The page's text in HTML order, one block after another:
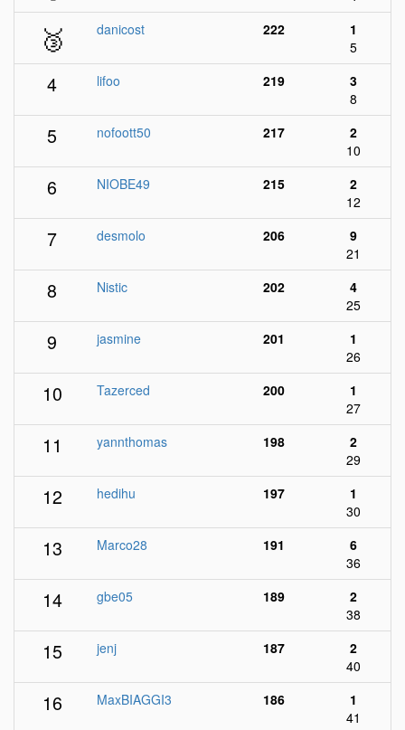
🥉 danicost 222
1
5
4 lifoo 219
3
8
5 nofoott50 217
2
10
6 NIOBE49 215
2
12
7 desmolo 206
9
21
8 Nistic 202
4
25
9 jasmine 201
1
26
10 Tazerced 200
1
27
11 yannthomas 198
2
29
12 hedihu 197
1
30
13 Marco28 191
6
36
14 gbe05 189
2
38
15 jenj 187
2
40
16 MaxBIAGGI3 186
1
41